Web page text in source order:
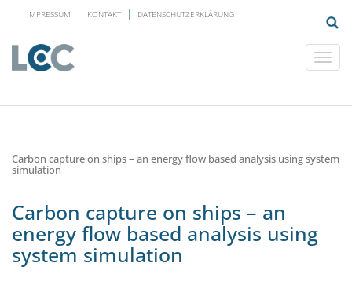
IMPRESSUM KONTAKT DATENSCHUTZERKLÄRUNG
Carbon capture on ships – an energy flow based analysis using system
simulation
Carbon capture on ships – an
energy flow based analysis using
system simulation